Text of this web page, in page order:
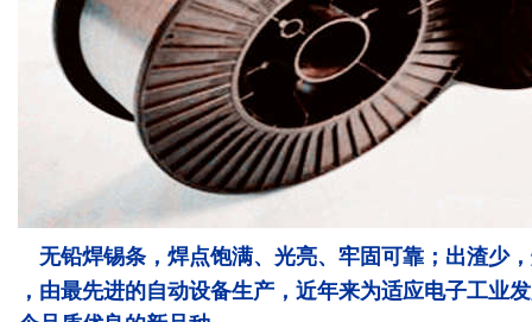
无铅焊锡条，焊点饱满、光亮、牢固可靠；出渣少
，由最先进的自动设备生产，近年来为适应电子工业